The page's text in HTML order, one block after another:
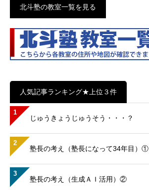
北斗塾の教室一覧を見る
人気記事ランキング★上位３件
1
じゅうきょうじゅうそう・・・？
2
塾長の考え（塾長になって34年目）①
3
塾長の考え（生成ＡＩ活用）②